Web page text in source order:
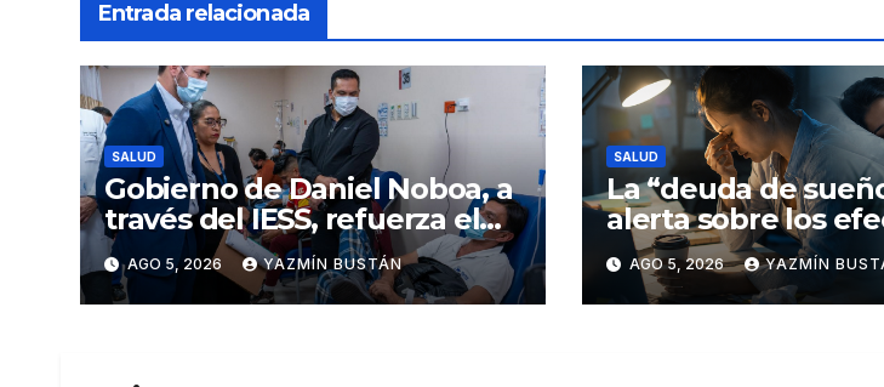
Entrada relacionada
SALUD
Gobierno de Daniel Noboa, a
través del IESS, refuerza el
abastecimiento de insulina
en 86 establecimientos de
salud
AGO 5, 2026 YAZMÍN BUSTÁN
SALUD
La “deuda de
alerta sobre los
dormir mal en la
y mental
AGO 5, 2026 YAZMÍN